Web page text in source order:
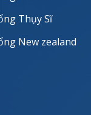
Thụy Sĩ
New zealand